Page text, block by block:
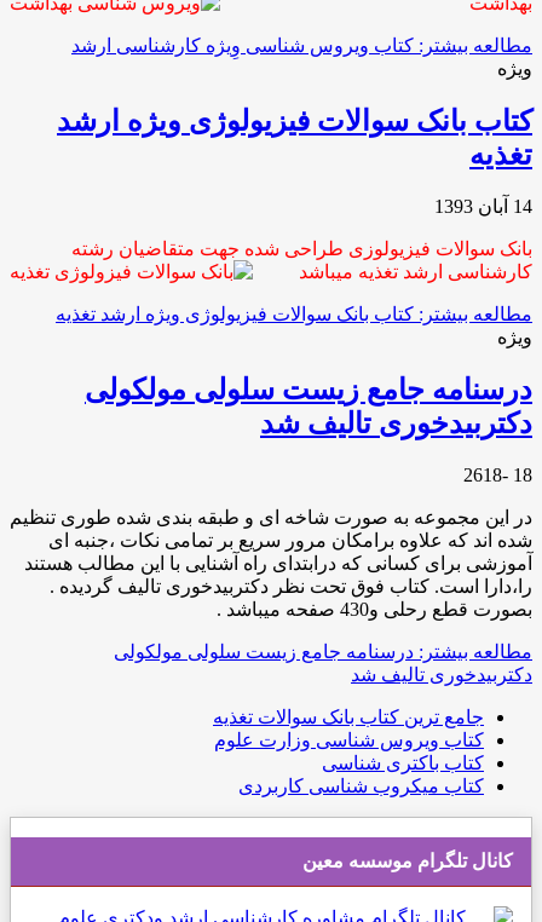
مطالعه بیشتر: کتاب ویروس شناسی وِیژه کارشناسی ارشد
ویژه
کتاب بانک سوالات فیزیولوژی ویژه ارشد
تغذیه
14 آبان 1393
بانک سوالات فیزیولوزی طراحی شده جهت متقاضیان رشته
کارشناسی ارشد تغذیه میباشد
مطالعه بیشتر: کتاب بانک سوالات فیزیولوژی ویژه ارشد تغذیه
ویژه
درسنامه جامع زیست سلولی مولکولی
دکتربیدخوری تالیف شد
18 -2618
در این مجموعه به صورت شاخه ای و طبقه بندی شده طوری تنظیم
شده اند که علاوه برامکان مرور سریع بر تمامی نکات ،جنبه ای
آموزشی برای کسانی که درابتدای راه آشنایی با این مطالب هستند
را،دارا است. کتاب فوق تحت نظر دکتربیدخوری تالیف گردیده .
بصورت قطع رحلی و430 صفحه میباشد .
مطالعه بیشتر: درسنامه جامع زیست سلولی مولکولی
دکتربیدخوری تالیف شد
جامع ترین کتاب بانک سوالات تغذیه
کتاب ویروس شناسی وزارت علوم
کتاب باکتری شناسی
کتاب میکروب شناسی کاربردی
کانال تلگرام موسسه معین